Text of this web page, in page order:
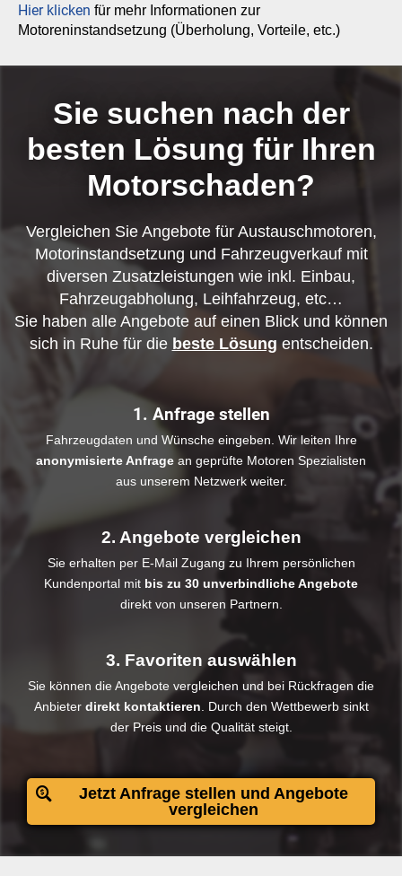
Hier klicken für mehr Informationen zur
Motoreninstandsetzung (Überholung, Vorteile, etc.)
Sie suchen nach der
besten Lösung für Ihren
Motorschaden?
Vergleichen Sie Angebote für Austauschmotoren,
Motorinstandsetzung und Fahrzeugverkauf mit
diversen Zusatzleistungen wie inkl. Einbau,
Fahrzeugabholung, Leihfahrzeug, etc…
Sie haben alle Angebote auf einen Blick und können
sich in Ruhe für die beste Lösung entscheiden.
1. Anfrage stellen
Fahrzeugdaten und Wünsche eingeben. Wir leiten Ihre
anonymisierte Anfrage an geprüfte Motoren Spezialisten
aus unserem Netzwerk weiter.
2. Angebote vergleichen
Sie erhalten per E-Mail Zugang zu Ihrem persönlichen
Kundenportal mit bis zu 30 unverbindliche Angebote
direkt von unseren Partnern.
3. Favoriten auswählen
Sie können die Angebote vergleichen und bei Rückfragen die
Anbieter direkt kontaktieren . Durch den Wettbewerb sinkt
der Preis und die Qualität steigt.​
Jetzt Anfrage stellen und Angebote
vergleichen